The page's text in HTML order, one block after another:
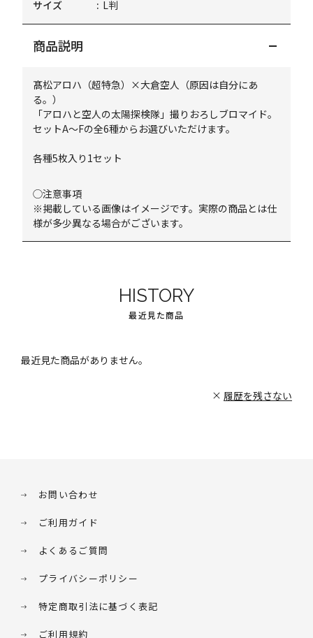
サイズ
L判
商品説明
髙松アロハ（超特急）×大倉空人（原因は自分にあ
る。）
「アロハと空人の太陽探検隊」撮りおろしブロマイド。
セットA～Fの全6種からお選びいただけます。
各種5枚入り1セット
◯注意事項
※掲載している画像はイメージです。実際の商品とは仕
様が多少異なる場合がございます。
HISTORY
最近見た商品
最近見た商品がありません。
履歴を残さない
お問い合わせ
ご利用ガイド
よくあるご質問
プライバシーポリシー
特定商取引法に基づく表記
ご利用規約